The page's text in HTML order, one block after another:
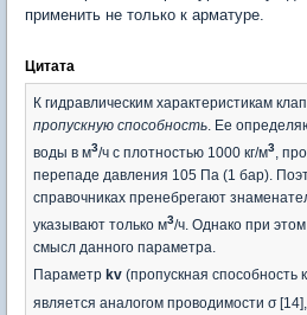
применить не только к арматуре.
Цитата
К гидравлическим характеристикам
пропускную способность . Ее
воды в м3/ч с плотностью 1000 кг/м3 ,
перепаде давления 105 Па (1 бар).
справочниках пренебрегают
указывают только м3/ч. Однако при
смысл данного параметра.
Параметр kv (пропускная способность
является аналогом проводимости σ [14],